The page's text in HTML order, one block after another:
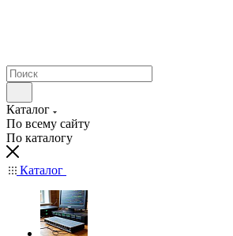
Каталог
По всему сайту
По каталогу
Каталог